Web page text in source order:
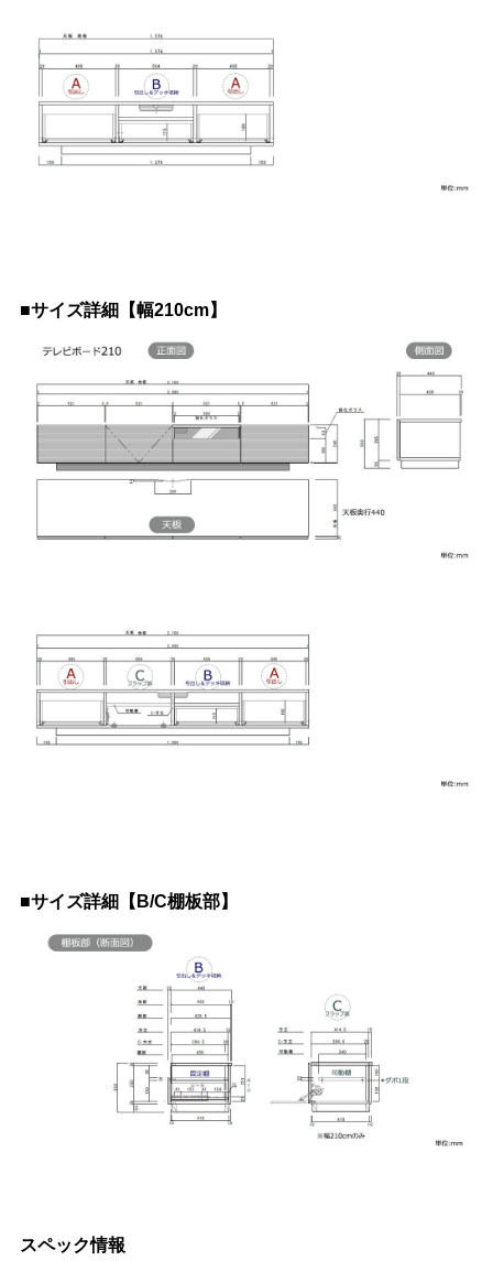
■サイズ詳細【幅210cm】
■サイズ詳細【B/C棚板部】
スペック情報